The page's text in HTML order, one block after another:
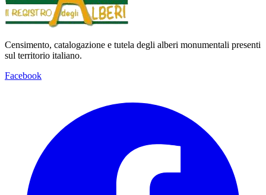
Censimento, catalogazione e tutela degli alberi monumentali presenti
sul territorio italiano.
Facebook